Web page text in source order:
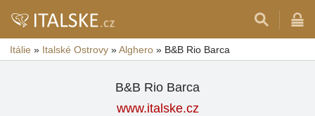
Itálie » Italské Ostrovy »Alghero » B&B Rio Barca
B&B Rio Barca
www.italske.cz